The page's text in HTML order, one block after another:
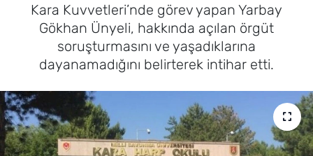
Kara Kuvvetleri’nde görev yapan Yarbay
Gökhan Ünyeli, hakkında açılan örgüt
soruşturmasını ve yaşadıklarına
dayanamadığını belirterek intihar etti.